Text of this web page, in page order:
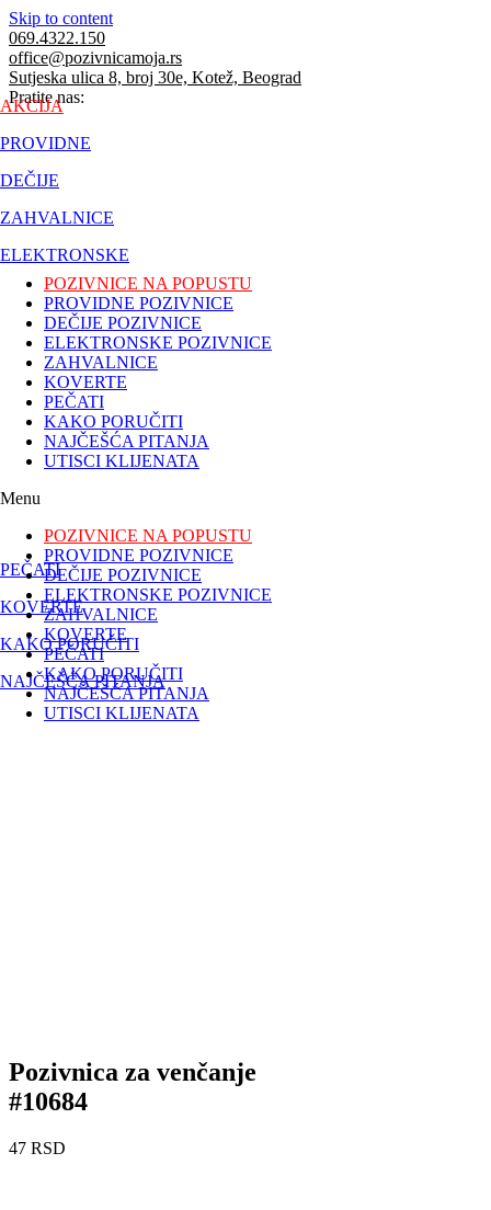
Skip to content
069.4322.150
office@pozivnicamoja.rs
Sutjeska ulica 8, broj 30e, Kotež, Beograd
Pratite nas:
AKCIJA
PROVIDNE
DEČIJE
ZAHVALNICE
ELEKTRONSKE
PEČATI
KOVERTE
KAKO PORUČITI
NAJČEŠĆA PITANJA
POZIVNICE NA POPUSTU
PROVIDNE POZIVNICE
DEČIJE POZIVNICE
ELEKTRONSKE POZIVNICE
ZAHVALNICE
KOVERTE
PEČATI
KAKO PORUČITI
NAJČEŠĆA PITANJA
UTISCI KLIJENATA
Menu
POZIVNICE NA POPUSTU
PROVIDNE POZIVNICE
DEČIJE POZIVNICE
ELEKTRONSKE POZIVNICE
ZAHVALNICE
KOVERTE
PEČATI
KAKO PORUČITI
NAJČEŠĆA PITANJA
UTISCI KLIJENATA
Pozivnica za venčanje
#10684
47 RSD